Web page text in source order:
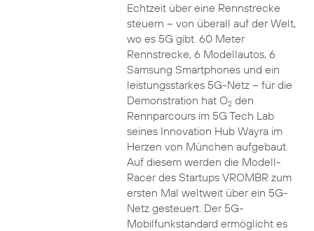
Echtzeit über eine Rennstrecke
steuern – von überall auf der Welt,
wo es 5G gibt. 60 Meter
Rennstrecke, 6 Modellautos, 6
Samsung Smartphones und ein
leistungsstarkes 5G-Netz – für die
Demonstration hat O2den
Rennparcours im 5G Tech Lab
seines Innovation Hub Wayra im
Herzen von München aufgebaut.
Auf diesem werden die Modell-
Racer des Startups VROMBR zum
ersten Mal weltweit über ein 5G-
Netz gesteuert. Der 5G-
Mobilfunkstandard ermöglicht es